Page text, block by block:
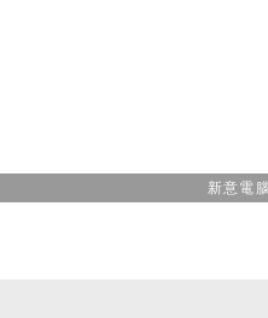
新意電